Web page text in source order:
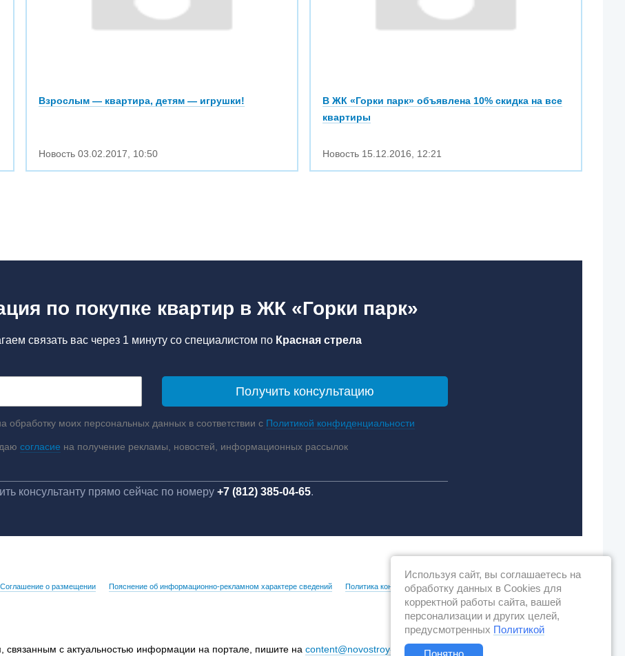
Взрослым — квартира, детям — игрушки!
Новость 03.02.2017 10:50
В ЖК «Горки парк» объявлена 10% скидка на все
квартиры
Новость 15.12.2016 12:21
по покупке квартир в ЖК «Горки парк»
связать вас через 1 минуту со специалистом по Красная стрела
обработку моих персональных данных в соответствии с Политикой конфиденциальности
согласие на получение рекламы, новостей, информационных рассылок
консультанту прямо сейчас по номеру+7 (812) 385-04-65.
Соглашение о размещении Пояснение об информационно-рекламном характере сведений Политика конфиденциальности
связанным с актуальностью информации на портале, пишите на content@novostroy-gid.ru
Используя сайт, вы соглашаетесь на
обработку данных в Cookies для
корректной работы сайта, вашей
персонализации и других целей,
предусмотренных Политикой
Понятно